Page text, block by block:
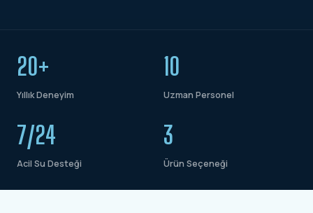
20+
Yıllık Deneyim
10
Uzman Personel
7/24
Acil Su Desteği
3
Ürün Seçeneği